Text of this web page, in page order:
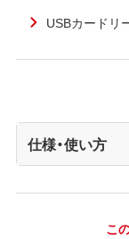
USBカードリ
仕様・使い方
こ